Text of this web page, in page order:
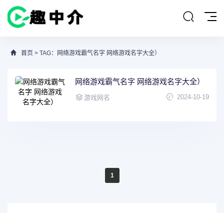
首页 > TAG：网络游戏霸气名字 网络游戏名字大全）
网络游戏霸气名字 网络游戏名字大全）
游戏网名 2024-10-19
1